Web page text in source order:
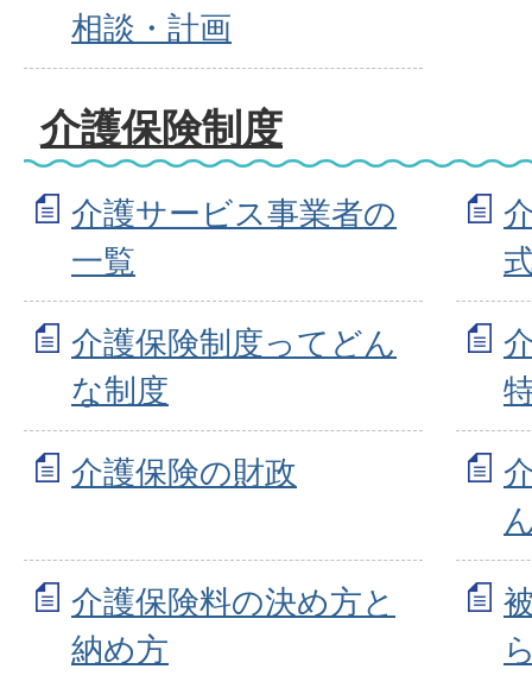
相談・計画
介護保険制度
介護サービス事業者の
一覧
介護保険制度ってどん
な制度
介護保険の財政
介護保険料の決め方と
納め方